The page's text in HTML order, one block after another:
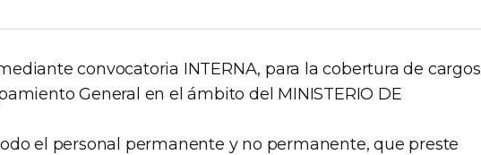
convocatoria INTERNA, para la cobertura de cargos
General en el ámbito del MINISTERIO DE
el personal permanente y no permanente, que preste